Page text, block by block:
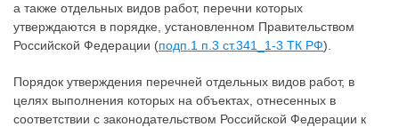
а также отдельных видов работ, перечни которых
утверждаются в порядке, установленном Правительством
Российской Федерации (подп.1 п.3 ст.341_1-3 ТК РФ).
Порядок утверждения перечней отдельных видов работ, в
целях выполнения которых на объектах, отнесенных в
соответствии с законодательством Российской Федерации к